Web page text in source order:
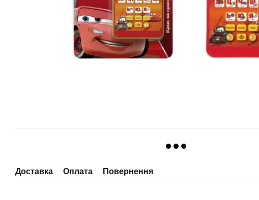
Доставка Оплата Повернення